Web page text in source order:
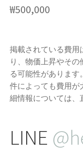
₩500,000
掲載されている費用
り、物価上昇やそ
る可能性がありま
件によっても費用が
細情報については、
LINE